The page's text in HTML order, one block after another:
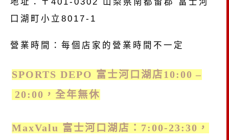
口湖町小立8017-1
營業時間：每個店家的營業時間不一定
SPORTS DEPO 富士河口湖店10:00 –
20:00，全年無休
MaxValu 富士河口湖店：7:00-23:30，